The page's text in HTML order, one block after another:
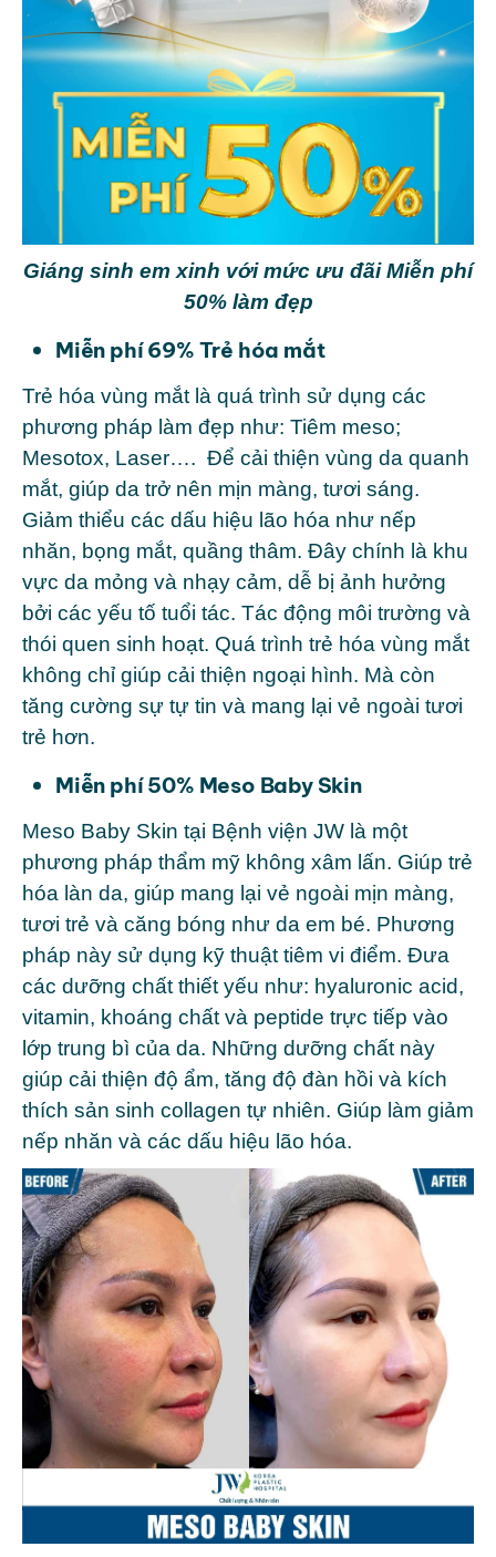
Giáng sinh em xinh với mức ưu đãi Miễn phí
50% làm đẹp
Miễn phí 69% Trẻ hóa mắt
Trẻ hóa vùng mắt là quá trình sử dụng các
phương pháp làm đẹp như: Tiêm meso;
Mesotox, Laser…. Để cải thiện vùng da quanh
mắt, giúp da trở nên mịn màng, tươi sáng.
Giảm thiểu các dấu hiệu lão hóa như nếp
nhăn, bọng mắt, quầng thâm. Đây chính là khu
vực da mỏng và nhạy cảm, dễ bị ảnh hưởng
bởi các yếu tố tuổi tác. Tác động môi trường và
thói quen sinh hoạt. Quá trình trẻ hóa vùng mắt
không chỉ giúp cải thiện ngoại hình. Mà còn
tăng cường sự tự tin và mang lại vẻ ngoài tươi
trẻ hơn.
Miễn phí 50% Meso Baby Skin
Meso Baby Skin tại Bệnh viện JW là một
phương pháp thẩm mỹ không xâm lấn. Giúp trẻ
hóa làn da, giúp mang lại vẻ ngoài mịn màng,
tươi trẻ và căng bóng như da em bé. Phương
pháp này sử dụng kỹ thuật tiêm vi điểm. Đưa
các dưỡng chất thiết yếu như: hyaluronic acid,
vitamin, khoáng chất và peptide trực tiếp vào
lớp trung bì của da. Những dưỡng chất này
giúp cải thiện độ ẩm, tăng độ đàn hồi và kích
thích sản sinh collagen tự nhiên. Giúp làm giảm
nếp nhăn và các dấu hiệu lão hóa.